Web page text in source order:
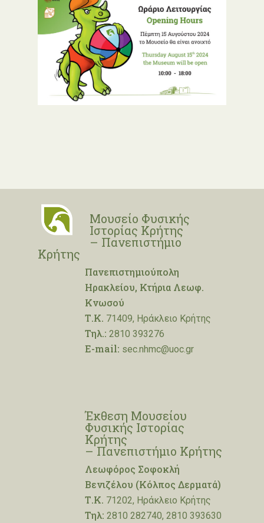
Μουσείο Φυσικής
Ιστορίας Κρήτης
– Πανεπιστήμιο
Κρήτης
Πανεπιστημιούπολη
Ηρακλείου, Κτήρια Λεωφ.
Κνωσού
Τ.Κ. 71409, Ηράκλειο Κρήτης
Τηλ.: 2810 393276
E-mail: sec.nhmc@uoc.gr
Έκθεση Μουσείου
Φυσικής Ιστορίας
Κρήτης
– Πανεπιστήμιο Κρήτης
Λεωφόρος Σοφοκλή
Βενιζέλου (Κόλπος Δερματά)
Τ.Κ. 71202, Ηράκλειο Κρήτης
Τηλ: 2810 282740, 2810 393630